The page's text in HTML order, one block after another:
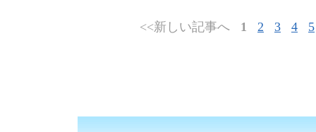
<<新しい記事へ 1 2 3 4 5